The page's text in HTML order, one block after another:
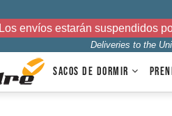
Los envíos estarán suspendidos
Deliveries to the
SACOS DE DORMIR